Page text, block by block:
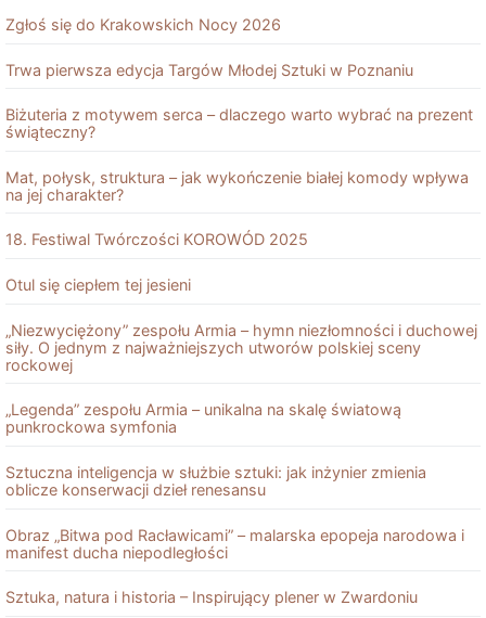
Zgłoś się do Krakowskich Nocy 2026
Trwa pierwsza edycja Targów Młodej Sztuki w Poznaniu
Biżuteria z motywem serca – dlaczego warto wybrać na prezent
świąteczny?
Mat, połysk, struktura – jak wykończenie białej komody wpływa
na jej charakter?
18. Festiwal Twórczości KOROWÓD 2025
Otul się ciepłem tej jesieni
„Niezwyciężony” zespołu Armia – hymn niezłomności i duchowej
siły. O jednym z najważniejszych utworów polskiej sceny
rockowej
„Legenda” zespołu Armia – unikalna na skalę światową
punkrockowa symfonia
Sztuczna inteligencja w służbie sztuki: jak inżynier zmienia
oblicze konserwacji dzieł renesansu
Obraz „Bitwa pod Racławicami” – malarska epopeja narodowa i
manifest ducha niepodległości
Sztuka, natura i historia – Inspirujący plener w Zwardoniu